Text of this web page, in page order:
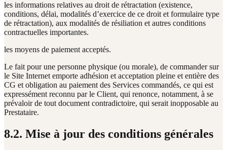
les informations relatives au droit de rétractation (existence,
conditions, délai, modalités d’exercice de ce droit et formulaire type
de rétractation), aux modalités de résiliation et autres conditions
contractuelles importantes.
les moyens de paiement acceptés.
Le fait pour une personne physique (ou morale), de commander sur
le Site Internet emporte adhésion et acceptation pleine et entière des
CG et obligation au paiement des Services commandés, ce qui est
expressément reconnu par le Client, qui renonce, notamment, à se
prévaloir de tout document contradictoire, qui serait inopposable au
Prestataire.
8.2. Mise à jour des conditions générales